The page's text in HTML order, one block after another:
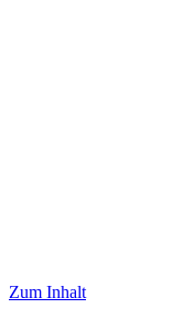
Zum Inhalt